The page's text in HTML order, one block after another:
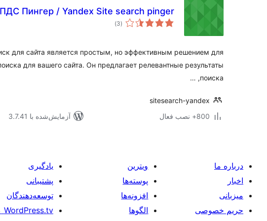
Пингер / Yandex Site search pinger
(3 مجموع
امتیازها)
для сайта является простым, но эффективным решением для
для вашего сайта. Он предлагает релевантные результаты
поиска, …
sitesearch-yandex
800+ نصب فعال
آزمایش‌شده با 3.7.41
درباره ما
اخبار
میزبانی
حریم خصوصی
ویترین
پوسته‌ها
افزونه‌ها
الگوها
یادگیری
پشتیبانی
توسعه‌دهندگان
WordPress.tv